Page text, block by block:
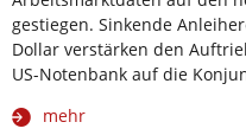
gestiegen. Sinkende
Dollar verstärken den
US-Notenbank auf die
mehr